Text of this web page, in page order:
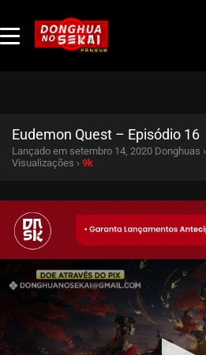
Eudemon Quest – Episódio 16
Lançado em setembro 14, 2020 Donghuas ›
Visualizações › 9k